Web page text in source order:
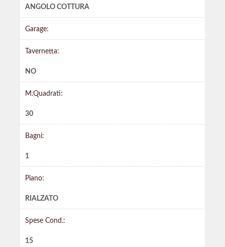
ANGOLO COTTURA
Garage:
Tavernetta:
NO
M.Quadrati:
30
Bagni:
1
Piano:
RIALZATO
Spese Cond.:
15